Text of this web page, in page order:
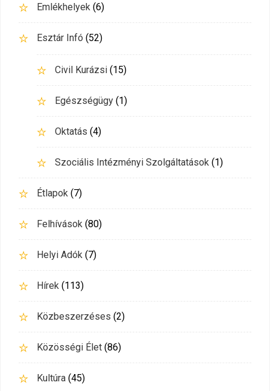
Emlékhelyek (6)
Esztár Infó (52)
Civil Kurázsi (15)
Egészségügy (1)
Oktatás (4)
Szociális Intézményi Szolgáltatások (1)
Étlapok (7)
Felhívások (80)
Helyi Adók (7)
Hírek (113)
Közbeszerzéses (2)
Közösségi Élet (86)
Kultúra (45)